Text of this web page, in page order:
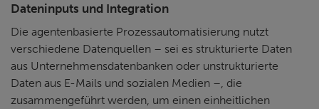
Dateninputs und Integration
Die agentenbasierte Prozessautomatisierung nutzt
verschiedene Datenquellen – sei es strukturierte Daten
aus Unternehmensdatenbanken oder unstrukturierte
Daten aus E-Mails und sozialen Medien –, die
zusammengeführt werden, um einen einheitlichen